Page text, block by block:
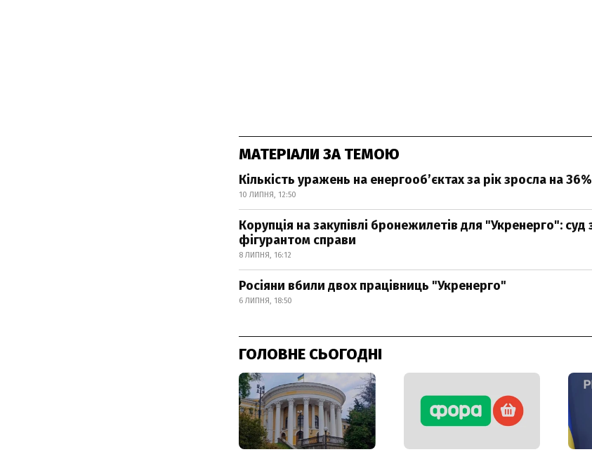
МАТЕРІАЛИ ЗА ТЕМОЮ
Кількість уражень на енергооб’єктах за рік зросла на
10 ЛИПНЯ, 12:50
Корупція на закупівлі бронежилетів для "Укренерго": суд
фігурантом справи
8 ЛИПНЯ, 16:12
Росіяни вбили двох працівниць "Укренерго"
6 ЛИПНЯ, 18:50
ГОЛОВНЕ СЬОГОДНІ